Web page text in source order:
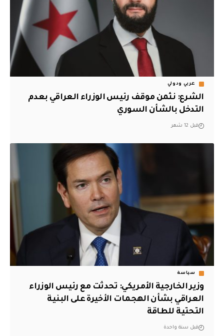
عربي ودولي
الشرع: نثمن موقف رئيس الوزراء العراقي بعدم
التدخل بالشأن السوري
قبل 12 شهر
سياسة
وزير الخارجية الأمريكي: تحدثت مع رئيس الوزراء
العراقي بشأن الهجمات الأخيرة على البنية
التحتية للطاقة
قبل سنة واحدة